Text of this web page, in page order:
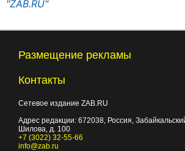
"ZAB.RU"
Размещение рекламы
Контакты
Сетевое издание ZAB.RU
Адрес редакции: 672038, Россия,
Шилова, д. 100
+7 (3022) 32-55-66
info@zab.ru